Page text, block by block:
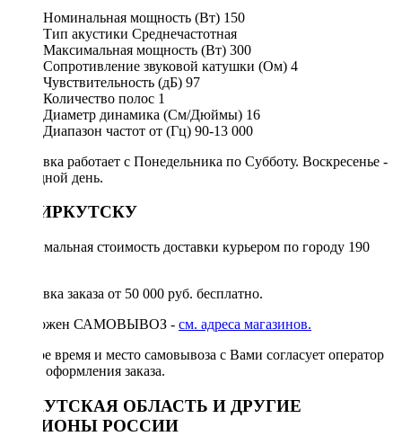
Номинальная мощность (Вт) 150
Тип акустики Среднечастотная
Максимальная мощность (Вт) 300
Сопротивление звуковой катушки (Ом) 4
Чувствительность (дБ) 97
Количество полос 1
Диаметр динамика (См/Дюймы) 16
Диапазон частот от (Гц) 90-13 000
Доставка работает с Понедельника по Субботу. Воскресенье -
выходной день.
ПО ИРКУТСКУ
Минимальная стоимость доставки курьером по городу 190
Доставка заказа от 50 000 руб. бесплатно.
Возможен САМОВЫВОЗ - см. адреса магазинов.
Точное время и место самовывоза с Вами согласует оператор
после оформления заказа.
ИРКУТСКАЯ ОБЛАСТЬ И ДРУГИЕ
РЕГИОНЫ РОССИИ